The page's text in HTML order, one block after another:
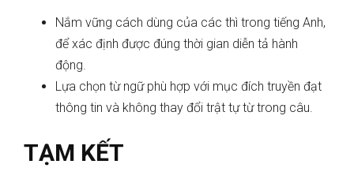
Nắm vững cách dùng của các thì trong tiếng Anh,
để xác định được đúng thời gian diễn tả hành
động.
Lựa chọn từ ngữ phù hợp với mục đích truyền đạt
thông tin và không thay đổi trật tự từ trong câu.
TẠM KẾT